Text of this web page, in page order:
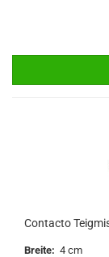
Contacto
Breite: 4 cm